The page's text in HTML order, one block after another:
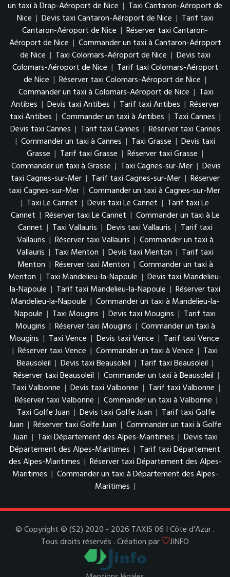
un taxi à Drap-Aéroport de Nice | Taxi Cantaron-Aéroport de
Nice | Devis taxi Cantaron-Aéroport de Nice | Tarif taxi
Cantaron-Aéroport de Nice | Réserver taxi Cantaron-
Aéroport de Nice | Commander un taxi à Cantaron-Aéroport
de Nice | Taxi Colomars-Aéroport de Nice | Devis taxi
Colomars-Aéroport de Nice | Tarif taxi Colomars-Aéroport
de Nice | Réserver taxi Colomars-Aéroport de Nice |
Commander un taxi à Colomars-Aéroport de Nice | Taxi
Antibes | Devis taxi Antibes | Tarif taxi Antibes | Réserver
taxi Antibes | Commander un taxi à Antibes | Taxi Cannes |
Devis taxi Cannes | Tarif taxi Cannes | Réserver taxi Cannes
| Commander un taxi à Cannes | Taxi Grasse | Devis taxi
Grasse | Tarif taxi Grasse | Réserver taxi Grasse |
Commander un taxi à Grasse | Taxi Cagnes-sur-Mer | Devis
taxi Cagnes-sur-Mer | Tarif taxi Cagnes-sur-Mer | Réserver
taxi Cagnes-sur-Mer | Commander un taxi à Cagnes-sur-Mer
| Taxi Le Cannet | Devis taxi Le Cannet | Tarif taxi Le
Cannet | Réserver taxi Le Cannet | Commander un taxi à Le
Cannet | Taxi Vallauris | Devis taxi Vallauris | Tarif taxi
Vallauris | Réserver taxi Vallauris | Commander un taxi à
Vallauris | Taxi Menton | Devis taxi Menton | Tarif taxi
Menton | Réserver taxi Menton | Commander un taxi à
Menton | Taxi Mandelieu-la-Napoule | Devis taxi Mandelieu-
la-Napoule | Tarif taxi Mandelieu-la-Napoule | Réserver taxi
Mandelieu-la-Napoule | Commander un taxi à Mandelieu-la-
Napoule | Taxi Mougins | Devis taxi Mougins | Tarif taxi
Mougins | Réserver taxi Mougins | Commander un taxi à
Mougins | Taxi Vence | Devis taxi Vence | Tarif taxi Vence
| Réserver taxi Vence | Commander un taxi à Vence | Taxi
Beausoleil | Devis taxi Beausoleil | Tarif taxi Beausoleil |
Réserver taxi Beausoleil | Commander un taxi à Beausoleil |
Taxi Valbonne | Devis taxi Valbonne | Tarif taxi Valbonne |
Réserver taxi Valbonne | Commander un taxi à Valbonne |
Taxi Golfe Juan | Devis taxi Golfe Juan | Tarif taxi Golfe
Juan | Réserver taxi Golfe Juan | Commander un taxi à Golfe
Juan | Taxi Département des Alpes-Maritimes | Devis taxi
Département des Alpes-Maritimes | Tarif taxi Département
des Alpes-Maritimes | Réserver taxi Département des Alpes-
Maritimes | Commander un taxi à Département des Alpes-
Maritimes |
© Copyright © (S2) 2020 - 2026 TAXIS 06 I Côte d'Azur .
Tous droits réservés . Création par
JINFO